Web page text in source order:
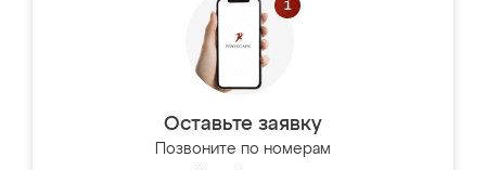
Оставьте заявку
Позвоните по номерам